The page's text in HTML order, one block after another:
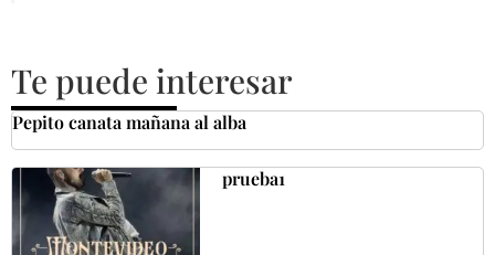
Te puede interesar
Pepito canata mañana al alba
prueba1